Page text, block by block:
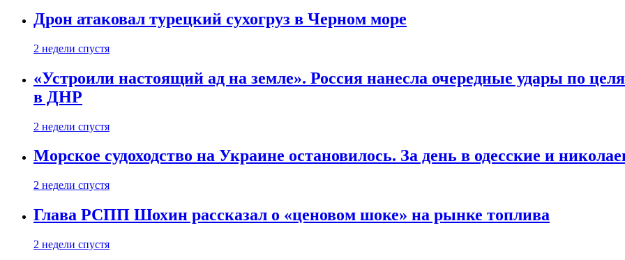
Дрон атаковал турецкий сухогруз в Черном море
2 недели спустя
«Устроили настоящий ад на земле». Россия нанесла очередные удары по
в ДНР
2 недели спустя
Морское судоходство на Украине остановилось. За день в одесские и
2 недели спустя
Глава РСПП Шохин рассказал о «ценовом шоке» на рынке топлива
2 недели спустя